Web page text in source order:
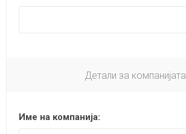
Детали за компанијата
Име на компанија: